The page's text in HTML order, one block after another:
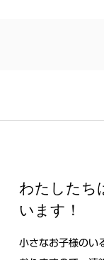
わたしたち
います！
小さなお子様のい